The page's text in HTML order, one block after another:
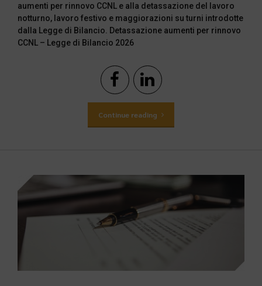
aumenti per rinnovo CCNL e alla detassazione del lavoro
notturno, lavoro festivo e maggiorazioni su turni introdotte
dalla Legge di Bilancio. Detassazione aumenti per rinnovo
CCNL – Legge di Bilancio 2026
Continue reading